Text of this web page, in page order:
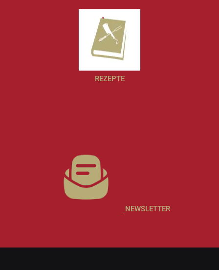
REZEPTE
NEWSLETTER